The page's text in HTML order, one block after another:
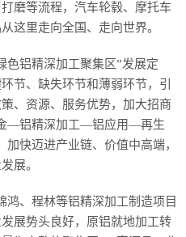
磨等流程，汽车轮毂、摩托车
这里走向全国、走向世界。
色铝精深加工聚集区”发展定
节、缺失环节和薄弱环节，引
、资源、服务优势，加大招商
—铝精深加工—铝应用—再生
快迈进产业链、价值中高端，
展。
鸿、程林等铝精深加工制造项目
展势头良好，原铝就地加工转